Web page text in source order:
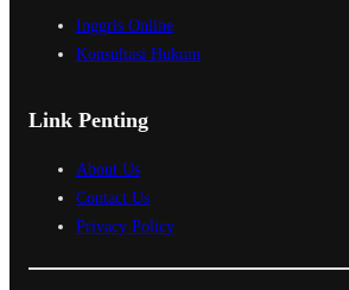
Inggris Online
Konsultasi Hukum
Link Penting
About Us
Contact Us
Privacy Policy